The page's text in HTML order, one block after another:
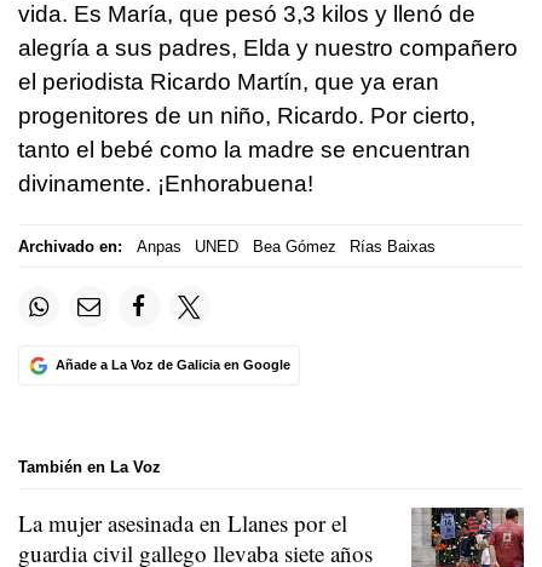
vida. Es María, que pesó 3,3 kilos y llenó de
alegría a sus padres, Elda y nuestro compañero
el periodista Ricardo Martín, que ya eran
progenitores de un niño, Ricardo. Por cierto,
tanto el bebé como la madre se encuentran
divinamente. ¡Enhorabuena!
Archivado en: Anpas UNED Bea Gómez Rías Baixas
Añade a La Voz de Galicia en Google
También en La Voz
La mujer asesinada en Llanes por el
guardia civil gallego llevaba siete años